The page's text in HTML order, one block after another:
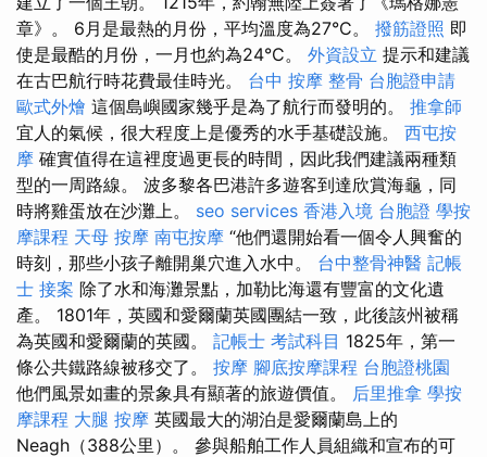
章》。 6月是最熱的月份，平均溫度為27°C。 撥筋證照 即
使是最酷的月份，一月也約為24°C。 外資設立 提示和建議
在古巴航行時花費最佳時光。 台中 按摩 整骨 台胞證申請
歐式外燴 這個島嶼國家幾乎是為了航行而發明的。 推拿師
宜人的氣候，很大程度上是優秀的水手基礎設施。 西屯按
摩 確實值得在這裡度過更長的時間，因此我們建議兩種類
型的一周路線。 波多黎各巴港許多遊客到達欣賞海龜，同
時將雞蛋放在沙灘上。 seo services 香港入境 台胞證 學按
摩課程 天母 按摩 南屯按摩 “他們還開始看一個令人興奮的
時刻，那些小孩子離開巢穴進入水中。 台中整骨神醫 記帳
士 接案 除了水和海灘景點，加勒比海還有豐富的文化遺
產。 1801年，英國和愛爾蘭英國團結一致，此後該州被稱
為英國和愛爾蘭的英國。 記帳士 考試科目 1825年，第一
條公共鐵路線被移交了。 按摩 腳底按摩課程 台胞證桃園
他們風景如畫的景象具有顯著的旅遊價值。 后里推拿 學按
摩課程 大腿 按摩 英國最大的湖泊是愛爾蘭島上的
Neagh（388公里）。 參與船舶工作人員組織和宣布的可